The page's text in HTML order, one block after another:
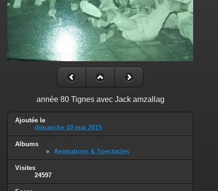
année 80 Tignes avec Jack amzallag
Ajoutée le
dimanche 10 mai 2015
Albums
Animations & Spectacles
Visites
24597